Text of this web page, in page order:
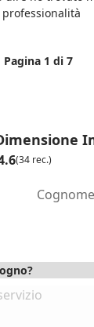
Pagina 1 di 7
(34 rec.)